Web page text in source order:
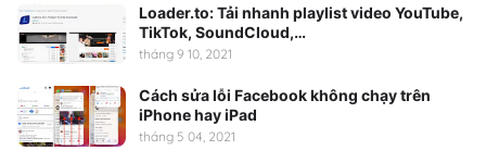
Loader.to: Tải nhanh playlist video YouTube,
TikTok, SoundCloud,…
tháng 9 10, 2021
Cách sửa lỗi Facebook không chạy trên
iPhone hay iPad
tháng 5 04, 2021